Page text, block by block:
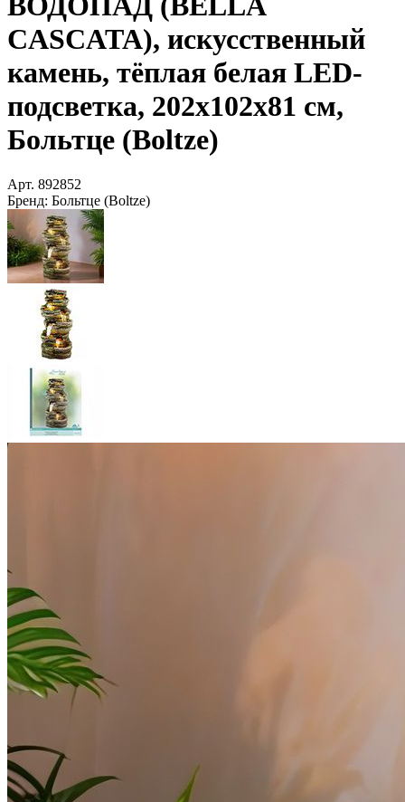
CASCATA), искусственный
камень, тёплая белая LED-
подсветка, 202х102х81 см,
Больтце (Boltze)
Арт. 892852
Бренд: Больтце (Boltze)